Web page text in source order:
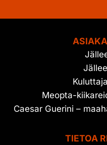
Meopta-
Caesar Guerini –
TIETOA